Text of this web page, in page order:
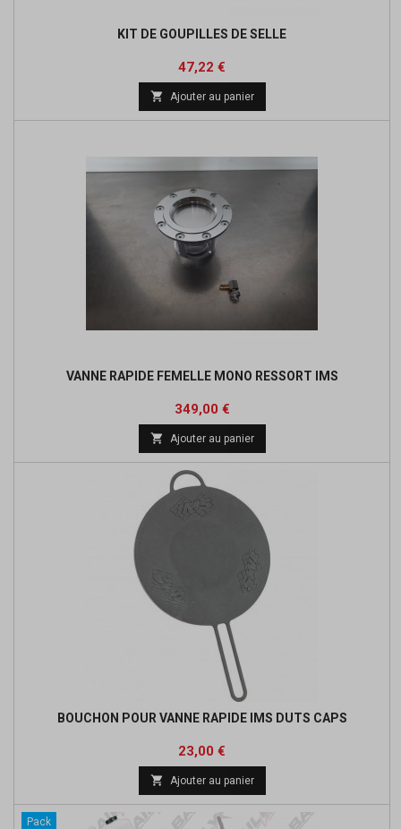
KIT DE GOUPILLES DE SELLE
Prix
47,22 €
 Ajouter au panier
VANNE RAPIDE FEMELLE MONO RESSORT IMS
Prix
349,00 €
 Ajouter au panier
BOUCHON POUR VANNE RAPIDE IMS DUTS CAPS
Prix
23,00 €
 Ajouter au panier
Pack